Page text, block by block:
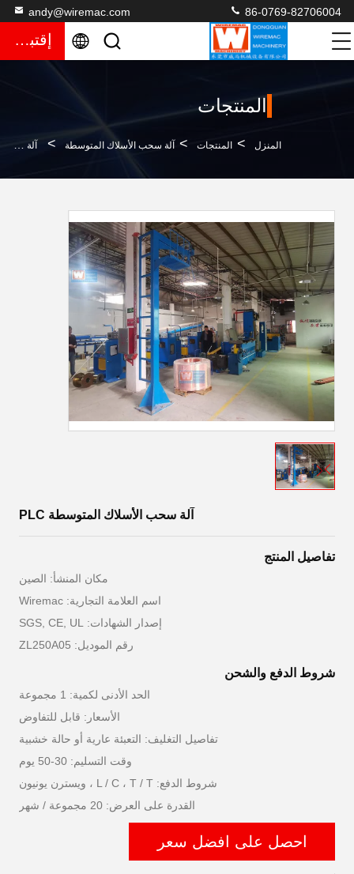
andy@wiremac.com 86-0769-82706004
إقتباس
المنتجات
المنزل > المنتجات > آلة سحب الأسلاك المتوسطة > آلة سحب الأسلاك المتوسطة PLC
آلة سحب الأسلاك المتوسطة PLC
تفاصيل المنتج
مكان المنشأ: الصين
اسم العلامة التجارية: Wiremac
إصدار الشهادات: SGS, CE, UL
رقم الموديل: ZL250A05
شروط الدفع والشحن
الحد الأدنى لكمية: 1 مجموعة
الأسعار: قابل للتفاوض
تفاصيل التغليف: التعبئة عارية أو حالة خشبية
وقت التسليم: 30-50 يوم
شروط الدفع: L / C ، T / T ، ويسترن يونيون
القدرة على العرض: 20 مجموعة / شهر
احصل على افضل سعر